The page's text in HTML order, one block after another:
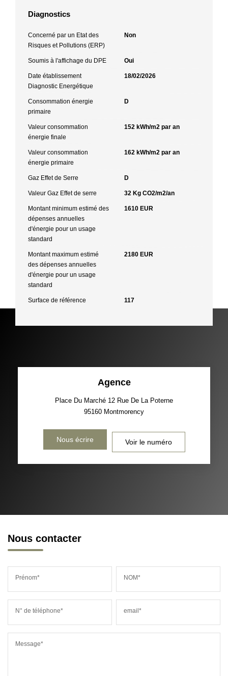
Diagnostics
Concerné par un Etat des
Risques et Pollutions (ERP)
Non
Soumis à l'affichage du DPE Oui
Date établissement
Diagnostic Energétique
18/02/2026
Consommation énergie
primaire
D
Valeur consommation
énergie finale
152 kWh/m2 par an
Valeur consommation
énergie primaire
162 kWh/m2 par an
Gaz Effet de Serre D
Valeur Gaz Effet de serre 32 Kg CO2/m2/an
Montant minimum estimé des
dépenses annuelles
d'énergie pour un usage
standard
1610 EUR
Montant maximum estimé
des dépenses annuelles
d'énergie pour un usage
standard
2180 EUR
Surface de référence 117
Agence
Place Du Marché 12 Rue De La Poterne
95160 Montmorency
Nous écrire Voir le numéro
Nous contacter
Prénom* NOM*
N° de téléphone* email*
Message*